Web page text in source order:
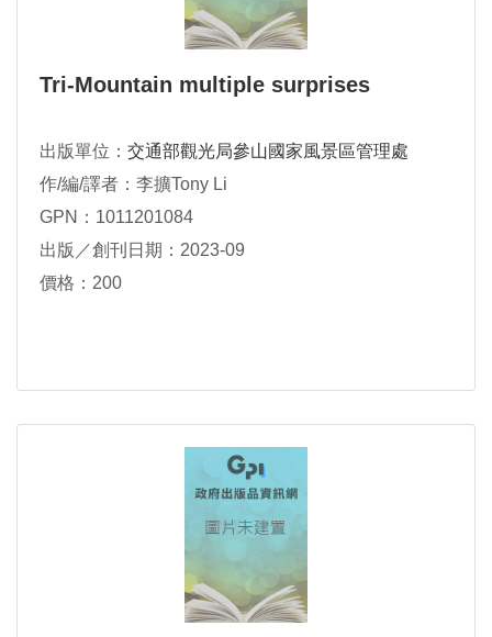
Tri-Mountain multiple surprises
出版單位： 交通部觀光局參山國家風景區管理處
作/編/譯者：李擴Tony Li
GPN：1011201084
出版／創刊日期：2023-09
價格：200